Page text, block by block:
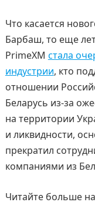
Что касается
Барбаш, то еще
PrimeXM стала
индустрии, кто
отношении
Беларусь из-за
на территории
и ликвидности,
прекратил
компаниями из
Читайте больше